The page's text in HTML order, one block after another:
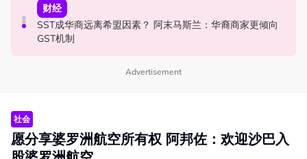
政治
柔森州选合作奏效 阿末马斯兰吁国阵国盟携手迎战甲州选
财经
SST成华商远离希盟因素？ 阿末马斯兰：华裔商家更倾向
GST机制
社会
亲友互助“标会”不违法 惟参与者权益不受法律保障
Advertisement
社会
愿分享婆罗洲航空所有权 阿邦佐：欢迎沙巴入